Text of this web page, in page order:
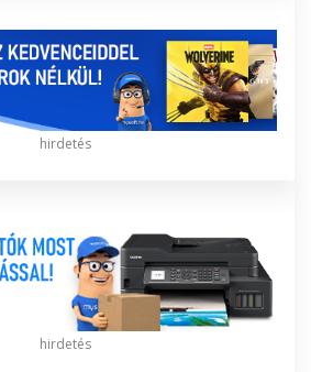
hirdetés
hirdetés